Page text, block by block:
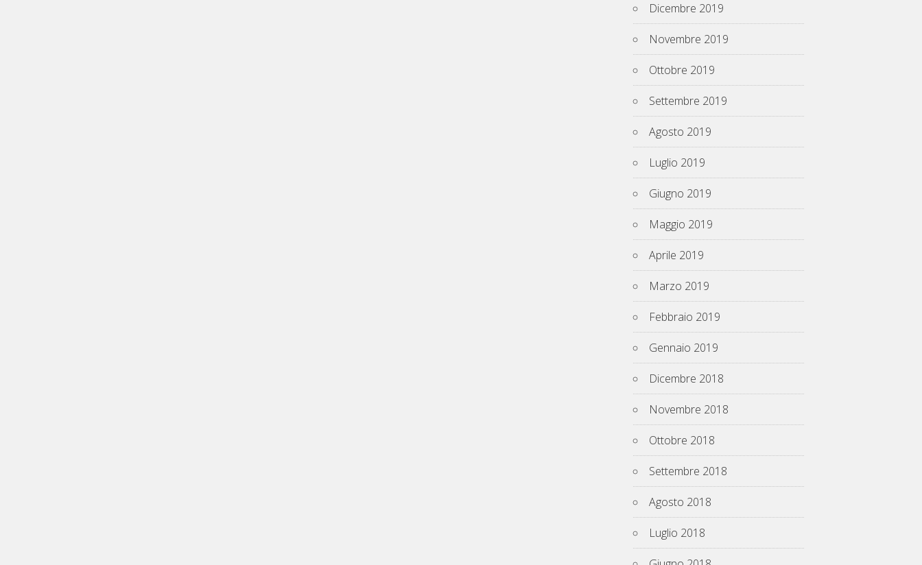
Dicembre 2019
Novembre 2019
Ottobre 2019
Settembre 2019
Agosto 2019
Luglio 2019
Giugno 2019
Maggio 2019
Aprile 2019
Marzo 2019
Febbraio 2019
Gennaio 2019
Dicembre 2018
Novembre 2018
Ottobre 2018
Settembre 2018
Agosto 2018
Luglio 2018